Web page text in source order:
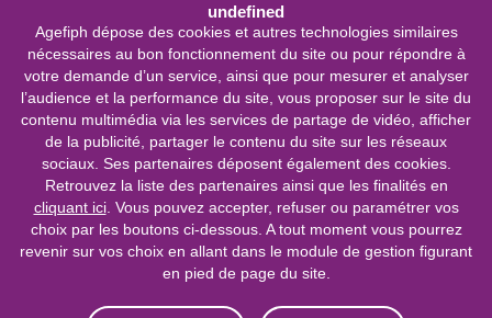
undefined
Agefiph dépose des cookies et autres technologies similaires
nécessaires au bon fonctionnement du site ou pour répondre à
votre demande d’un service, ainsi que pour mesurer et analyser
l’audience et la performance du site, vous proposer sur le site du
contenu multimédia via les services de partage de vidéo, afficher
de la publicité, partager le contenu du site sur les réseaux
sociaux. Ses partenaires déposent également des cookies.
Retrouvez la liste des partenaires ainsi que les finalités en
cliquant ici. Vous pouvez accepter, refuser ou paramétrer vos
choix par les boutons ci-dessous. A tout moment vous pourrez
revenir sur vos choix en allant dans le module de gestion figurant
en pied de page du site.
Nous suivre
Youtube
Linkedin
Facebook
0 800 11 10 09
Service &
appel gratuits
Nous contacter